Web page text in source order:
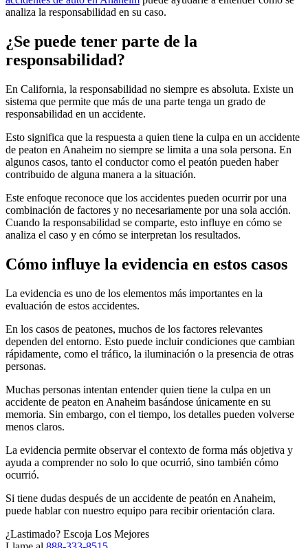
analiza la responsabilidad en su caso.
¿Se puede tener parte de la
responsabilidad?
En California, la responsabilidad no siempre es absoluta. Existe un
sistema que permite que más de una parte tenga un grado de
responsabilidad en un accidente.
Esto significa que la respuesta a quien tiene la culpa en un accidente
de peaton en Anaheim no siempre se limita a una sola persona. En
algunos casos, tanto el conductor como el peatón pueden haber
contribuido de alguna manera a la situación.
Este enfoque reconoce que los accidentes pueden ocurrir por una
combinación de factores y no necesariamente por una sola acción.
Cuando la responsabilidad se comparte, esto influye en cómo se
analiza el caso y en cómo se interpretan los resultados.
Cómo influye la evidencia en estos casos
La evidencia es uno de los elementos más importantes en la
evaluación de estos accidentes.
En los casos de peatones, muchos de los factores relevantes
dependen del entorno. Esto puede incluir condiciones que cambian
rápidamente, como el tráfico, la iluminación o la presencia de otras
personas.
Muchas personas intentan entender quien tiene la culpa en un
accidente de peaton en Anaheim basándose únicamente en su
memoria. Sin embargo, con el tiempo, los detalles pueden volverse
menos claros.
La evidencia permite observar el contexto de forma más objetiva y
ayuda a comprender no solo lo que ocurrió, sino también cómo
ocurrió.
Si tiene dudas después de un accidente de peatón en Anaheim,
puede hablar con nuestro equipo para recibir orientación clara.
¿Lastimado? Escoja Los Mejores